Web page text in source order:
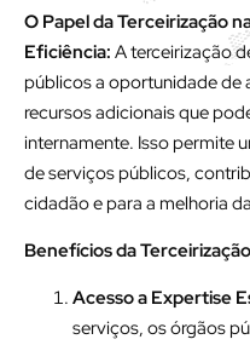
O Papel da Terceirização
Eficiência: A terceirização
públicos a oportunidade de
recursos adicionais que
internamente. Isso permite
de serviços públicos,
cidadão e para a melhoria
Benefícios da
Acesso a Expertise
serviços, os órgãos